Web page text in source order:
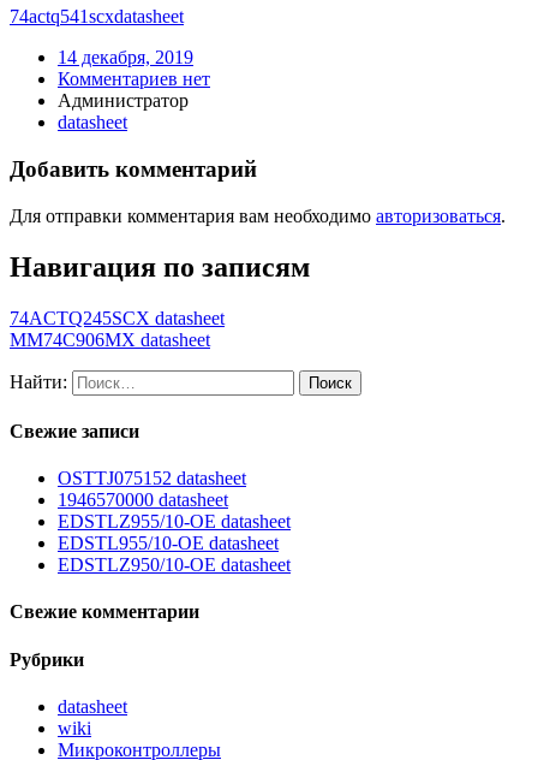
74actq541scxdatasheet
14 декабря, 2019
Комментариев нет
Администратор
datasheet
Добавить комментарий
Для отправки комментария вам необходимо авторизоваться.
Навигация по записям
74ACTQ245SCX datasheet
MM74C906MX datasheet
Найти:
Свежие записи
OSTTJ075152 datasheet
1946570000 datasheet
EDSTLZ955/10-OE datasheet
EDSTL955/10-OE datasheet
EDSTLZ950/10-OE datasheet
Свежие комментарии
Рубрики
datasheet
wiki
Микроконтроллеры